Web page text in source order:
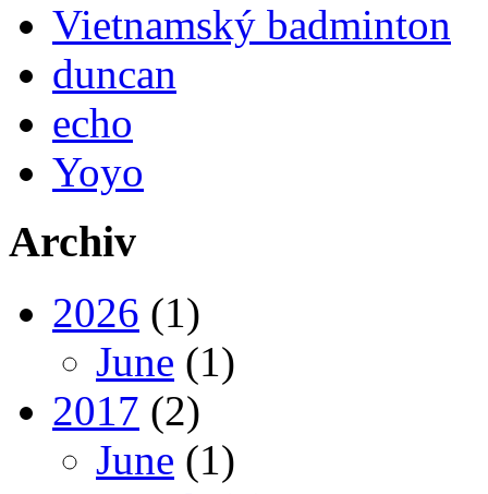
Vietnamský badminton
duncan
echo
Yoyo
Archiv
2026 (1)
June (1)
2017 (2)
June (1)